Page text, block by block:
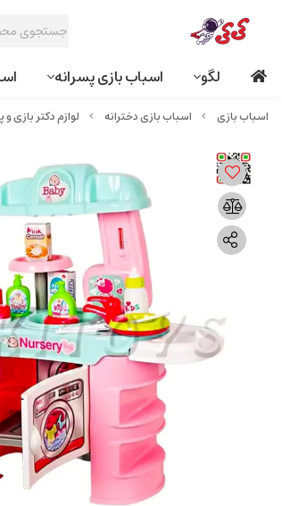
لگو اسباب بازی پسرانه
اسباب بازی دخترانه لوازم دکتر بازی